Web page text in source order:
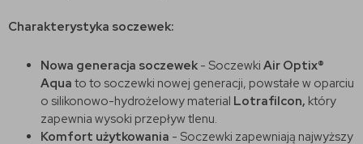
Charakterystyka soczewek:
Nowa generacja soczewek - Soczewki Air Optix®
Aqua to to soczewki nowej generacji, powstałe w oparciu
o silikonowo-hydrożelowy material Lotrafilcon, który
zapewnia wysoki przepływ tlenu.
Komfort użytkowania - Soczewki zapewniają najwyższy